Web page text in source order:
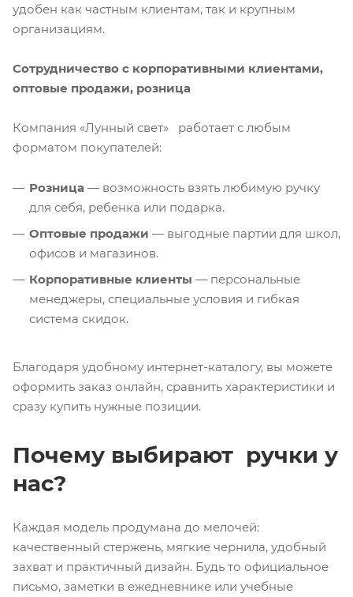
удобен как частным клиентам, так и крупным
организациям.
Сотрудничество с корпоративными клиентами,
оптовые продажи, розница
Компания «Лунный свет» работает с любым
форматом покупателей:
Розница — возможность взять любимую ручку
для себя, ребенка или подарка.
Оптовые продажи — выгодные партии для школ,
офисов и магазинов.
Корпоративные клиенты — персональные
менеджеры, специальные условия и гибкая
система скидок.
Благодаря удобному интернет-каталогу, вы можете
оформить заказ онлайн, сравнить характеристики и
сразу купить нужные позиции.
Почему выбирают ручки у
нас?
Каждая модель продумана до мелочей:
качественный стержень, мягкие чернила, удобный
захват и практичный дизайн. Будь то официальное
письмо, заметки в ежедневнике или учебные